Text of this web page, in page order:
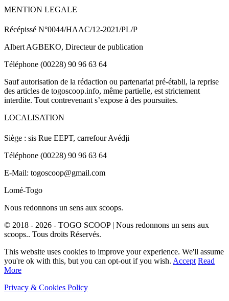
MENTION LEGALE
Récépissé N°0044/HAAC/12-2021/PL/P
Albert AGBEKO, Directeur de publication
Téléphone (00228) 90 96 63 64
Sauf autorisation de la rédaction ou partenariat pré-établi, la reprise
des articles de togoscoop.info, même partielle, est strictement
interdite. Tout contrevenant s’expose à des poursuites.
LOCALISATION
Siège : sis Rue EEPT, carrefour Avédji
Téléphone (00228) 90 96 63 64
E-Mail: togoscoop@gmail.com
Lomé-Togo
Nous redonnons un sens aux scoops.
© 2018 - 2026 - TOGO SCOOP | Nous redonnons un sens aux
scoops.. Tous droits Réservés.
This website uses cookies to improve your experience. We'll assume
you're ok with this, but you can opt-out if you wish. Accept Read
More
Privacy & Cookies Policy